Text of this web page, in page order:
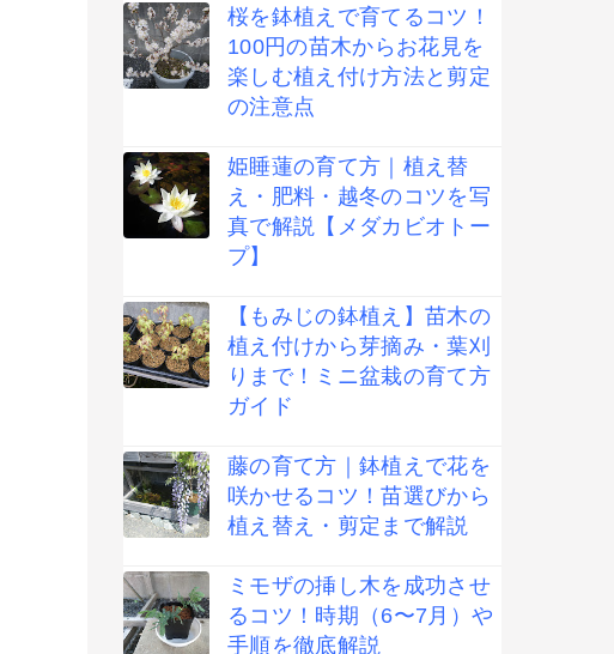
桜を鉢植えで育てるコツ！
100円の苗木からお花見を
楽しむ植え付け方法と剪定
の注意点
姫睡蓮の育て方｜植え替
え・肥料・越冬のコツを写
真で解説【メダカビオトー
プ】
【もみじの鉢植え】苗木の
植え付けから芽摘み・葉刈
りまで！ミニ盆栽の育て方
ガイド
藤の育て方｜鉢植えで花を
咲かせるコツ！苗選びから
植え替え・剪定まで解説
ミモザの挿し木を成功させ
るコツ！時期（6〜7月）や
手順を徹底解説